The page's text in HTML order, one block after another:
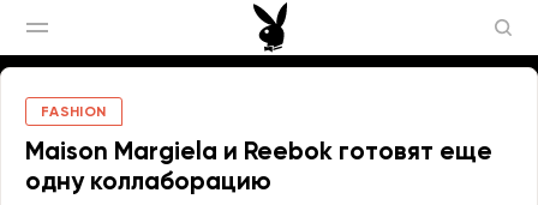
FASHION
Maison Margiela и Reebok готовят еще
одну коллаборацию